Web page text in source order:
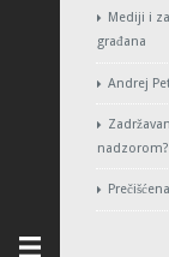
Mediji i
građana
Andrej
nadzorom?